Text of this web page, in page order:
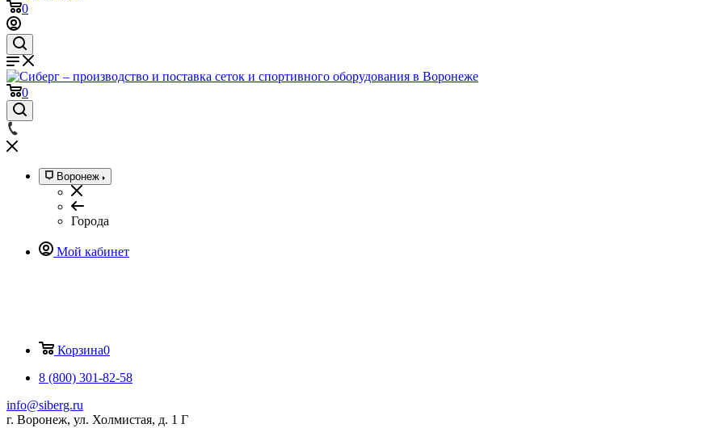
0
0
Воронеж
Города
Мой кабинет
Корзина0
8 (800) 301-82-58
info@siberg.ru
г. Воронеж, ул. Холмистая, д. 1 Г